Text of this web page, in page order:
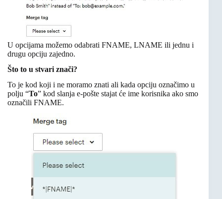
U opcijama možemo odabrati FNAME, LNAME ili jednu i
drugu opciju zajedno.
Što to u stvari znači?
To je kod koji i ne moramo znati ali kada opciju označimo u
polju “To” kod slanja e-pošte stajat će ime korisnika ako smo
označili FNAME.